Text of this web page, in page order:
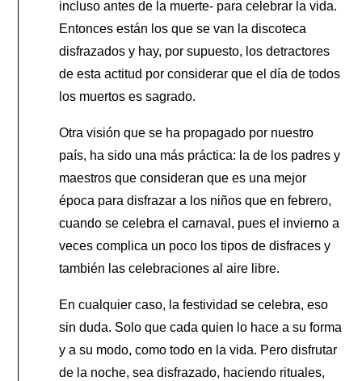
incluso antes de la muerte- para celebrar la vida.
Entonces están los que se van la discoteca
disfrazados y hay, por supuesto, los detractores
de esta actitud por considerar que el día de todos
los muertos es sagrado.
Otra visión que se ha propagado por nuestro
país, ha sido una más práctica: la de los padres y
maestros que consideran que es una mejor
época para disfrazar a los niños que en febrero,
cuando se celebra el carnaval, pues el invierno a
veces complica un poco los tipos de disfraces y
también las celebraciones al aire libre.
En cualquier caso, la festividad se celebra, eso
sin duda. Solo que cada quien lo hace a su forma
y a su modo, como todo en la vida. Pero disfrutar
de la noche, sea disfrazado, haciendo rituales,